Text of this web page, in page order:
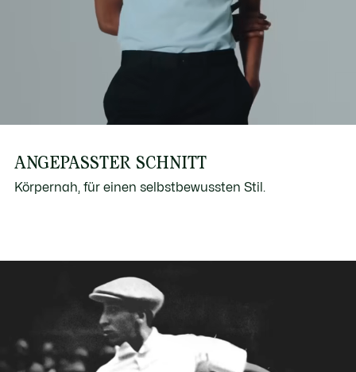
ANGEPASSTER SCHNITT
Körpernah, für einen selbstbewussten Stil.